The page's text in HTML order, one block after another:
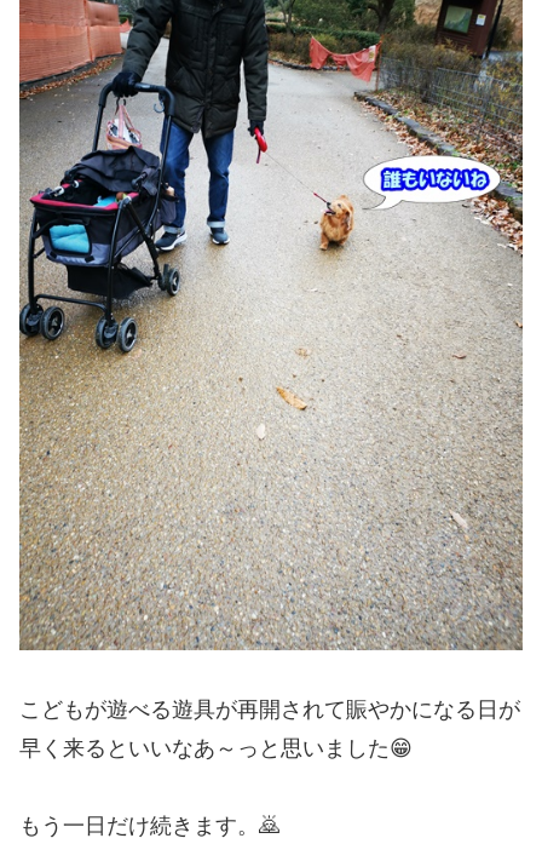
こどもが遊べる遊具が再開されて賑やかになる日が
早く来るといいなあ～っと思いました😁
もう一日だけ続きます。🙇